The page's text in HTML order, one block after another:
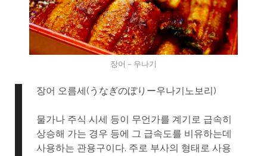
장어 – 우나기
장어 오름세(うなぎのぼりー우나기노보리)
물가나 주식 시세 등이 무언가를 계기로 급속히
상승해 가는 경우 등에 그 급속도를 비유하는데
사용하는 관용구이다. 주로 부사의 형태로 사용